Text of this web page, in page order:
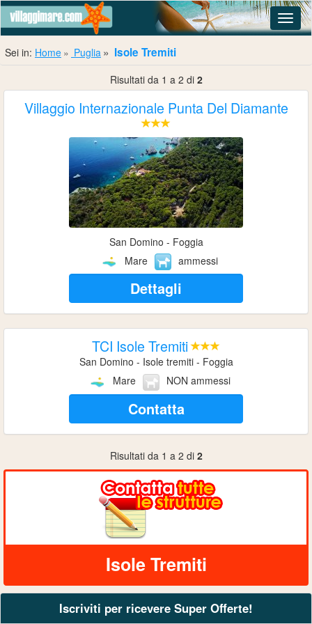
Sei in: Home Puglia Isole Tremiti
Risultati da 1 a 2 di 2
Villaggio Internazionale Punta Del Diamante
San Domino - Foggia
Mare
ammessi
Dettagli
TCI Isole Tremiti
San Domino - Isole tremiti - Foggia
Mare
NON ammessi
Contatta
Risultati da 1 a 2 di 2
Isole Tremiti
Iscriviti per ricevere Super Offerte!